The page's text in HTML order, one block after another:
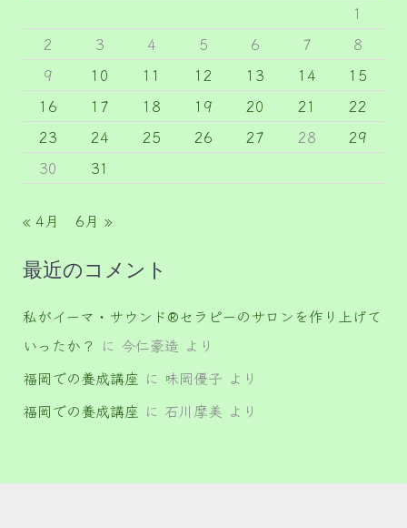
1
2
3 4 5 6 7
8
9
10 11 12 13 14
15
16
17 18 19 20 21
22
23
24 25 26 27 28
29
30
31
« 4月 6月 »
最近のコメント
私がイーマ・サウンド®セラピーのサロンを作り上げて
いったか？ に 今仁豪造 より
福岡での養成講座 に 味岡優子 より
福岡での養成講座 に 石川摩美 より